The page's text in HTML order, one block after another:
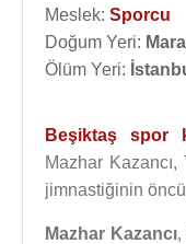
Meslek: Sporcu
Doğum Yeri:
Ölüm Yeri:
Beşiktaş spor
Mazhar Kazancı,
jimnastiğinin
Mazhar Kazancı,